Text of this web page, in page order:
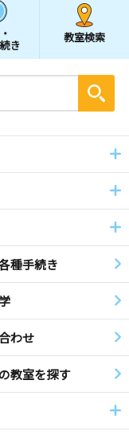
き
教室検索
種手続き
わせ
教室を探す